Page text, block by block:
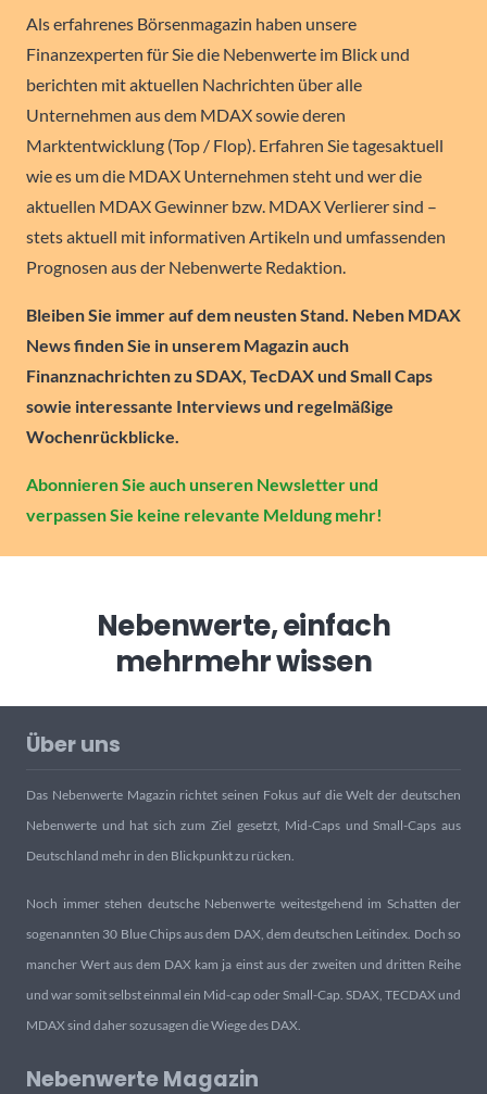
Als erfahrenes Börsenmagazin haben unsere
Finanzexperten für Sie die Nebenwerte im Blick und
berichten mit aktuellen Nachrichten über alle
Unternehmen aus dem MDAX sowie deren
Marktentwicklung (Top / Flop). Erfahren Sie tagesaktuell
wie es um die MDAX Unternehmen steht und wer die
aktuellen MDAX Gewinner bzw. MDAX Verlierer sind –
stets aktuell mit informativen Artikeln und umfassenden
Prognosen aus der Nebenwerte Redaktion.
Bleiben Sie immer auf dem neusten Stand. Neben MDAX
News finden Sie in unserem Magazin auch
Finanznachrichten zu SDAX, TecDAX und Small Caps
sowie interessante Interviews und regelmäßige
Wochenrückblicke.
Abonnieren Sie auch unseren Newsletter und
verpassen Sie keine relevante Meldung mehr!
Nebenwerte, einfach
mehrmehr wissen
Über uns
Das Nebenwerte Magazin richtet seinen Fokus auf die Welt der deutschen
Nebenwerte und hat sich zum Ziel gesetzt, Mid-Caps und Small-Caps aus
Deutschland mehr in den Blickpunkt zu rücken.
Noch immer stehen deutsche Nebenwerte weitestgehend im Schatten der
sogenannten 30 Blue Chips aus dem DAX, dem deutschen Leitindex. Doch so
mancher Wert aus dem DAX kam ja einst aus der zweiten und dritten Reihe
und war somit selbst einmal ein Mid-cap oder Small-Cap. SDAX, TECDAX und
MDAX sind daher sozusagen die Wiege des DAX.
Nebenwerte Magazin